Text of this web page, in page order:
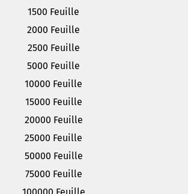
1500 Feuille
2000 Feuille
2500 Feuille
5000 Feuille
10000 Feuille
15000 Feuille
20000 Feuille
25000 Feuille
50000 Feuille
75000 Feuille